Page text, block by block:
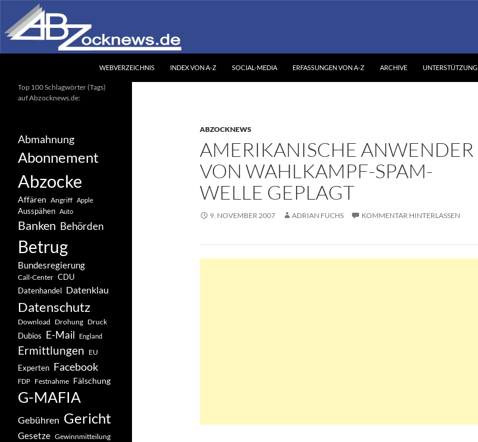
Inhalt
springen
WEBVERZEICHNIS INDEX VON A-Z SOCIAL-MEDIA ERFASSUNGEN VON A-Z ARCHIVE UNTERSTÜTZUNG
ABZOCKNEWS
AMERIKANISCHE ANWENDER
VON WAHLKAMPF-SPAM-
WELLE GEPLAGT
9. NOVEMBER 2007 ADRIAN FUCHS KOMMENTAR HINTERLASSEN
Ihr unabhängiges
Informationsportal
Top 100 Schlagwörter (Tags)
auf Abzocknews.de:
Abmahnung
Abonnement
Abzocke
Affären Angriff Apple
Ausspähen Auto
Banken Behörden
Betrug
Bundesregierung
Call-Center CDU
Datenhandel Datenklau
Datenschutz
Download Drohung Druck
Dubios E-Mail England
Ermittlungen EU
Experten Facebook
FDP Festnahme Fälschung
G-MAFIA
Gebühren Gericht
Gesetze Gewinnmitteilung